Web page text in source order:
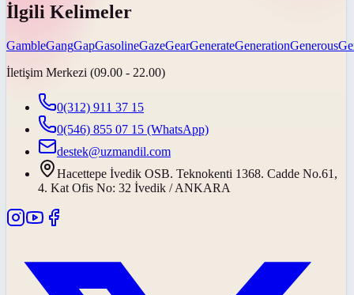
İlgili Kelimeler
GambleGangGapGasolineGazeGearGenerateGenerationGenerous
İletişim Merkezi (09.00 - 22.00)
0(312) 911 37 15
0(546) 855 07 15 (WhatsApp)
destek@uzmandil.com
Hacettepe İvedik OSB. Teknokenti 1368. Cadde No.61,
4. Kat Ofis No: 32 İvedik / ANKARA